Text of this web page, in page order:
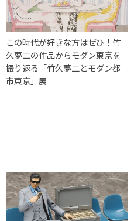
この時代が好きな方はぜひ！竹
久夢二の作品からモダン東京を
振り返る「竹久夢二とモダン都
市東京」展